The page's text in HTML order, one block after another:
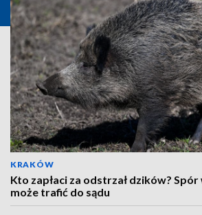
KRAKÓW
Kto zapłaci za odstrzał dzików?
może trafić do sądu